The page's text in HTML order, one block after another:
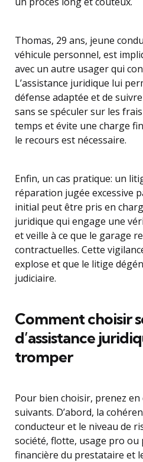
Thomas, 29 ans, jeune
véhicule personnel, est
avec un autre usager qui
L’assistance juridique lui
défense adaptée et de
sans se spéculer sur les
temps et évite une charge
le recours est nécessaire.
Enfin, un cas pratique: un
réparation jugée excessive
initial peut être pris en
juridique qui engage une
et veille à ce que le garage
contractuelles. Cette
explose et que le litige
judiciaire.
Comment choisir
d’assistance
tromper
Pour bien choisir, prenez
suivants. D’abord, la
conducteur et le niveau de
société, flotte, usage pro ou
financière du prestataire et